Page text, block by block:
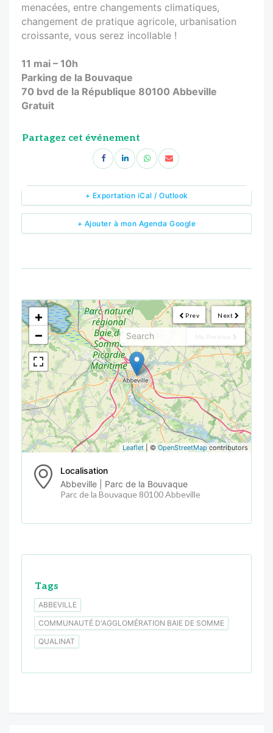
menacées, entre changements climatiques,
changement de pratique agricole, urbanisation
croissante, vous serez incollable !
11 mai – 10h
Parking de la Bouvaque
70 bvd de la République 80100 Abbeville
Gratuit
Partagez cet événement
+ Ajouter à mon Agenda Google
+ Exportation iCal / Outlook
Next
Prev
My Position
<!---->
+
−
Leaflet | © OpenStreetMap contributors
Localisation
Abbeville | Parc de la Bouvaque
Parc de la Bouvaque 80100 Abbeville
Tags
ABBEVILLE
COMMUNAUTÉ D'AGGLOMÉRATION BAIE DE SOMME
QUALINAT